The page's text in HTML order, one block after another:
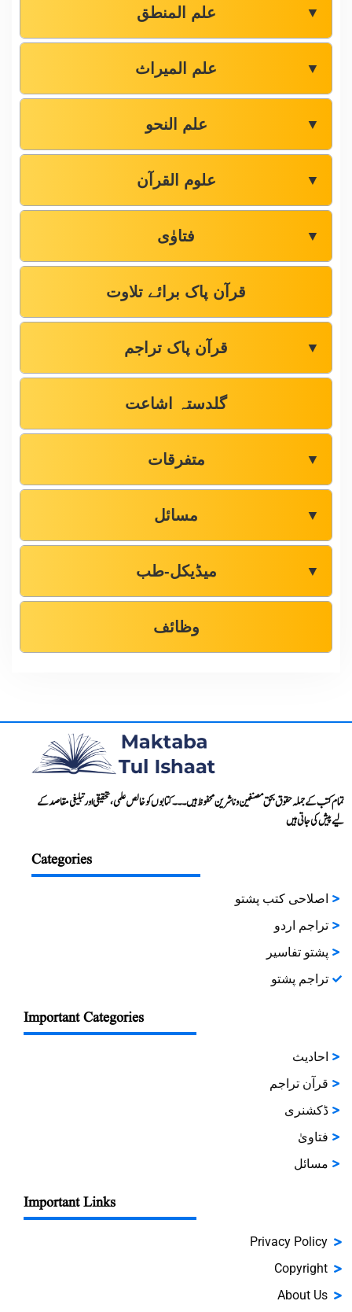
علم المنطق ▼
علم المیراث ▼
علم النحو ▼
علوم القرآن ▼
فتاوٰی ▼
قرآن پاک برائے تلاوت
قرآن پاک تراجم ▼
گلدستہ اشاعت
متفرقات ▼
مسائل ▼
میڈیکل-طب ▼
وظائف
تمام کتب کے جملہ حقوق بحق مصنفین و ناشرین محفوظ ہیں۔۔۔ کتابوں کو خالص علمی، تحقیقی اور تبلیغی مقاصد کے
لیے پیش کی جاتی ہیں
Categories
اصلاحی کتب پشتو
تراجم اردو
پشتو تفاسیر
تراجم پشتو
Important Categories
احادیث
قرآن تراجم
ڈکشنری
فتاویٰ
مسائل
Important Links
Privacy Policy
Copyright
About Us